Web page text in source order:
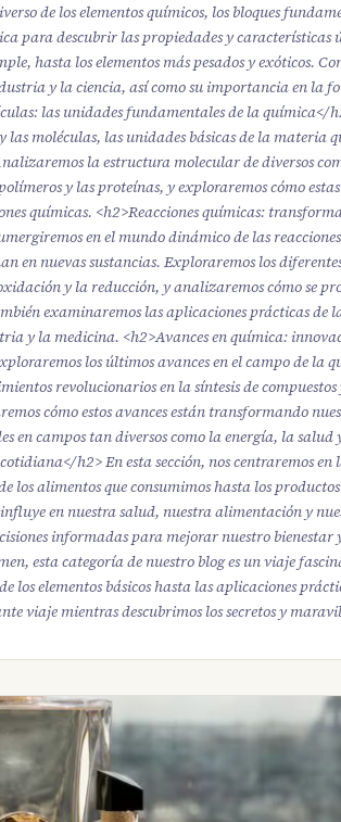
de los elementos químicos, los bloques
para descubrir las propiedades y características
hasta los elementos más pesados y exóticos.
y la ciencia, así como su importancia en la
las unidades fundamentales de la química</
las moléculas, las unidades básicas de la materia
la estructura molecular de diversos
y las proteínas, y exploraremos cómo
químicas. <h2>Reacciones químicas:
en el mundo dinámico de las
en nuevas sustancias. Exploraremos los
y la reducción, y analizaremos cómo se
examinaremos las aplicaciones prácticas de
y la medicina. <h2>Avances en química:
los últimos avances en el campo de la
revolucionarios en la síntesis de
cómo estos avances están transformando
en campos tan diversos como la energía, la salud
h2> En esta sección, nos centraremos en
los alimentos que consumimos hasta los
en nuestra salud, nuestra alimentación y
informadas para mejorar nuestro bienestar
esta categoría de nuestro blog es un viaje
los elementos básicos hasta las aplicaciones
viaje mientras descubrimos los secretos y